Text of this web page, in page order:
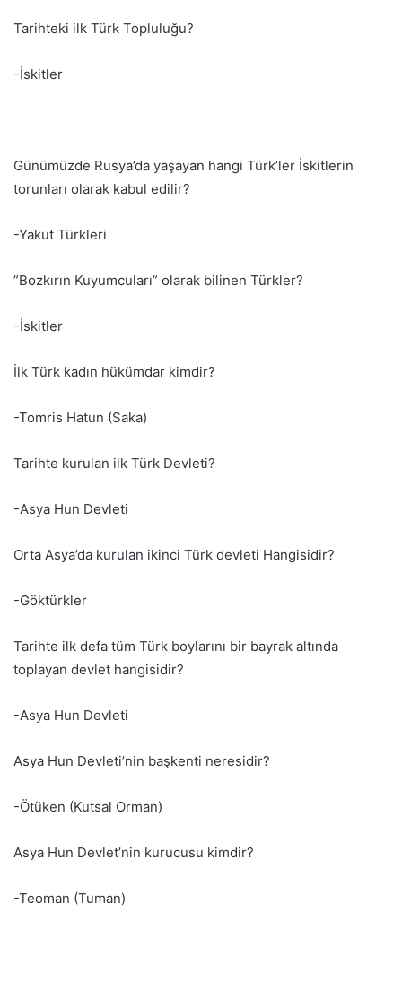
Tarihteki ilk Türk Topluluğu?
-İskitler
Günümüzde Rusya’da yaşayan hangi Türk’ler İskitlerin
torunları olarak kabul edilir?
-Yakut Türkleri
”Bozkırın Kuyumcuları” olarak bilinen Türkler?
-İskitler
İlk Türk kadın hükümdar kimdir?
-Tomris Hatun (Saka)
Tarihte kurulan ilk Türk Devleti?
-Asya Hun Devleti
Orta Asya’da kurulan ikinci Türk devleti Hangisidir?
-Göktürkler
Tarihte ilk defa tüm Türk boylarını bir bayrak altında
toplayan devlet hangisidir?
-Asya Hun Devleti
Asya Hun Devleti’nin başkenti neresidir?
-Ötüken (Kutsal Orman)
Asya Hun Devlet’nin kurucusu kimdir?
-Teoman (Tuman)